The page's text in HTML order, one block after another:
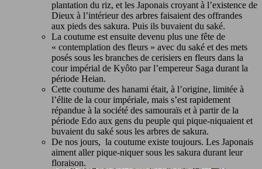
plantation du riz, et les Japonais croyant à l’existence de
Dieux à l’intérieur des arbres faisaient des offrandes
aux pieds des sakura. Puis ils buvaient du saké.
La coutume est ensuite devenu plus une fête de
« contemplation des fleurs » avec du saké et des mets
posés sous les branches de cerisiers en fleurs dans la
cour impérial de Kyôto par l’empereur Saga durant la
période Heian.
Cette coutume des hanami était, à l’origine, limitée à
l’élite de la cour impériale, mais s’est rapidement
répandue à la société des samouraïs et à partir de la
période Edo aux gens du peuple qui pique-niquaient et
buvaient du saké sous les arbres de sakura.
De nos jours, la coutume existe toujours. Les Japonais
aiment aller pique-niquer sous les sakura durant leur
floraison.